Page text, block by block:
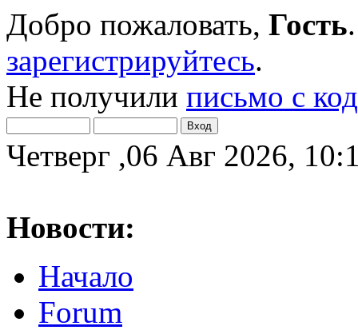
Добро пожаловать, Гость
зарегистрируйтесь.
Не получили письмо с
Четверг ,06 Авг 2026,
Новости:
Начало
Forum